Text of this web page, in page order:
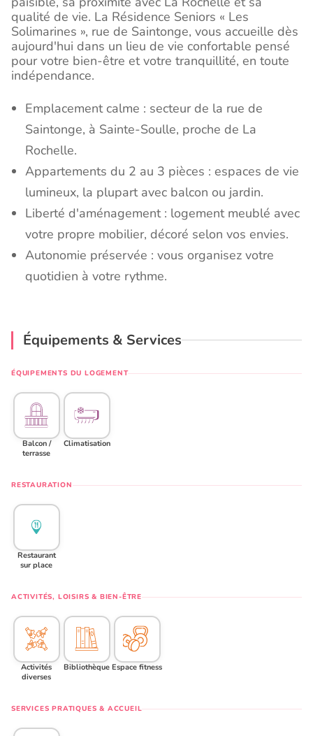
qualité de vie. La Résidence Seniors « Les
Solimarines », rue de Saintonge, vous accueille dès
aujourd'hui dans un lieu de vie confortable pensé
pour votre bien-être et votre tranquillité, en toute
indépendance.
Emplacement calme : secteur de la rue de
Saintonge, à Sainte-Soulle, proche de La
Rochelle.
Appartements du 2 au 3 pièces : espaces de vie
lumineux, la plupart avec balcon ou jardin.
Liberté d'aménagement : logement meublé avec
votre propre mobilier, décoré selon vos envies.
Autonomie préservée : vous organisez votre
quotidien à votre rythme.
Équipements & Services
ÉQUIPEMENTS DU LOGEMENT
Balcon /
terrasse
Climatisation
RESTAURATION
Restaurant
sur place
ACTIVITÉS, LOISIRS & BIEN-ÊTRE
Activités
diverses
Bibliothèque Espace fitness
SERVICES PRATIQUES & ACCUEIL